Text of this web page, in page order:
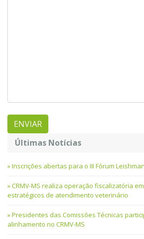
Últimas Notícias
Inscrições abertas para o III Fórum
CRMV-MS realiza operação fiscalizatória
estratégicos de atendimento veterinário
Presidentes das Comissões Técnicas
alinhamento no CRMV-MS